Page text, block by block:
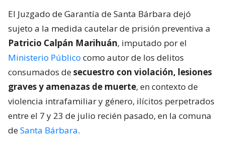
El Juzgado de Garantía de Santa Bárbara dejó
sujeto a la medida cautelar de prisión preventiva a
Patricio Calpán Marihuán, imputado por el
Ministerio Público como autor de los delitos
consumados desecuestro con violación, lesiones
graves y amenazas de muerte, en contexto de
violencia intrafamiliar y género, ilícitos perpetrados
entre el 7 y 23 de julio recién pasado, en la comuna
deSanta Bárbara.